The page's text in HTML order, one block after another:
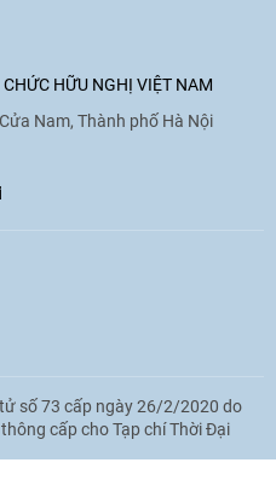
hữu nghị giữa các dân tộc"
Hungary tại Việt Nam
Nam tại trại hè Artek
HỮU NGHỊ VIỆT NAM
Nam, Thành phố Hà Nội
số 73 cấp ngày 26/2/2020 do
cấp cho Tạp chí Thời Đại